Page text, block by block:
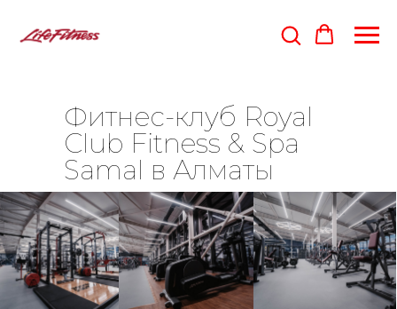
Фитнес-клуб Royal
Club Fitness & Spa
Samal в Алматы